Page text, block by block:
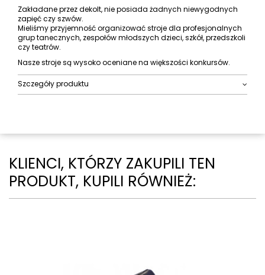
Zakładane przez dekolt, nie posiada żadnych niewygodnych
zapięć czy szwów.
Mieliśmy przyjemność organizować stroje dla profesjonalnych
grup tanecznych, zespołów młodszych dzieci, szkół, przedszkoli
czy teatrów.
Nasze stroje są wysoko oceniane na większości konkursów.
Szczegóły produktu
KLIENCI, KTÓRZY ZAKUPILI TEN
PRODUKT, KUPILI RÓWNIEŻ: